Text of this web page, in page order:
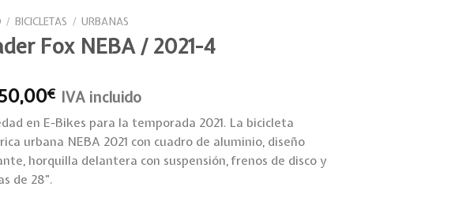
/ BICICLETAS / URBANAS
Fox NEBA / 2021-4
€ IVA incluido
en E-Bikes para la temporada 2021. La bicicleta
urbana NEBA 2021 con cuadro de aluminio, diseño
horquilla delantera con suspensión, frenos de disco y
de 28”.